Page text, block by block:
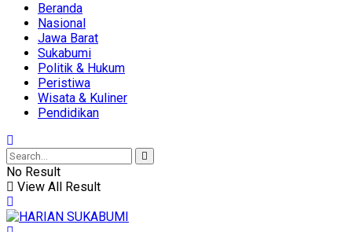
Beranda
Nasional
Jawa Barat
Sukabumi
Politik & Hukum
Peristiwa
Wisata & Kuliner
Pendidikan
No Result
View All Result